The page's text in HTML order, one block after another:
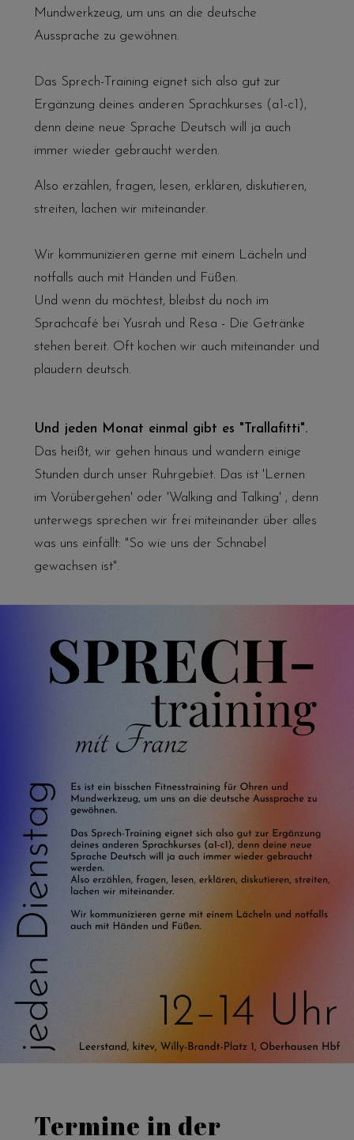
Mundwerkzeug, um uns an die deutsche
Aussprache zu gewöhnen.
Das Sprech-Training eignet sich also gut zur
Ergänzung deines anderen Sprachkurses (a1-c1),
denn deine neue Sprache Deutsch will ja auch
immer wieder gebraucht werden.
Also erzählen, fragen, lesen, erklären, diskutieren,
streiten, lachen wir miteinander.
Wir kommunizieren gerne mit einem Lächeln und
notfalls auch mit Händen und Füßen.
Und wenn du möchtest, bleibst du noch im
Sprachcafé bei Yusrah und Resa - Die Getränke
stehen bereit. Oft kochen wir auch miteinander und
plaudern deutsch.
Und jeden Monat einmal gibt es "Trallafitti".
Das heißt, wir gehen hinaus und wandern einige
Stunden durch unser Ruhrgebiet. Das ist 'Lernen
im Vorübergehen' oder 'Walking and Talking' , denn
unterwegs sprechen wir frei miteinander über alles
was uns einfällt: "So wie uns der Schnabel
gewachsen ist".
Termine in der